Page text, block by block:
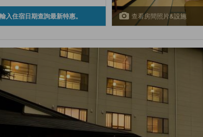
輸入住宿日期查詢最新特惠。 查看房間照片&設施